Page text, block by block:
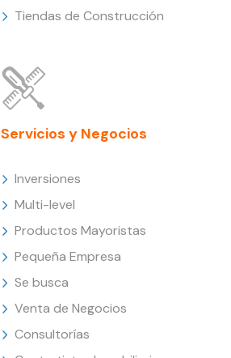
Tiendas de Construcción
Servicios y Negocios
Inversiones
Multi-level
Productos Mayoristas
Pequeña Empresa
Se busca
Venta de Negocios
Consultorías